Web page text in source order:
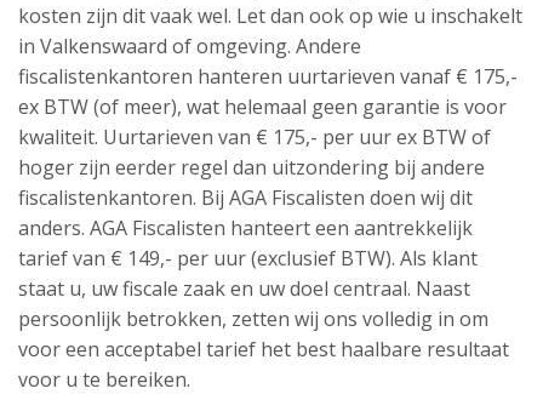
kosten zijn dit vaak wel. Let dan ook op wie u inschakelt
in Valkenswaard of omgeving. Andere
fiscalistenkantoren hanteren uurtarieven vanaf € 175,-
ex BTW (of meer), wat helemaal geen garantie is voor
kwaliteit. Uurtarieven van € 175,- per uur ex BTW of
hoger zijn eerder regel dan uitzondering bij andere
fiscalistenkantoren. Bij AGA Fiscalisten doen wij dit
anders. AGA Fiscalisten hanteert een aantrekkelijk
tarief van € 149,- per uur (exclusief BTW). Als klant
staat u, uw fiscale zaak en uw doel centraal. Naast
persoonlijk betrokken, zetten wij ons volledig in om
voor een acceptabel tarief het best haalbare resultaat
voor u te bereiken.